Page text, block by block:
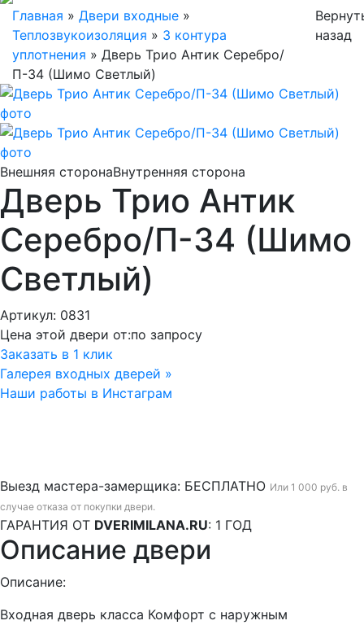
Главная » Двери входные »
Теплозвукоизоляция » 3 контура
уплотнения » Дверь Трио Антик Серебро/
П-34 (Шимо Светлый)
назад
Внешняя сторонаВнутренняя сторона
Дверь Трио Антик
Серебро/П-34 (Шимо
Светлый)
Артикул: 0831
Цена этой двери от:по запросу
Заказать в 1 клик
Галерея входных дверей »
Наши работы в Инстаграм
Выезд мастера-замерщика: БЕСПЛАТНО Или 1 000 руб. в
случае отказа от покупки двери.
ГАРАНТИЯ ОТ DVERIMILANA.RU: 1 ГОД
Описание двери
Описание:
Входная дверь класса Комфорт с наружным